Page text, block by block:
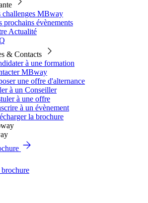
challenges MBway
prochains évènements
Actualité
& Contacts
à une formation
MBway
une offre d'alternance
à un Conseiller
à une offre
à un évènement
la brochure